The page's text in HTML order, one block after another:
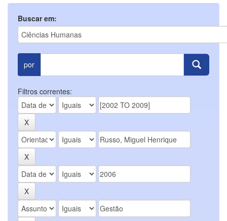
Buscar em:
por
Filtros correntes: